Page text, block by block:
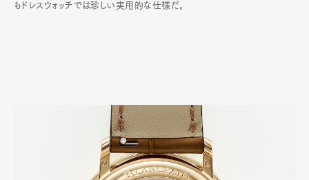
もドレスウォッチでは珍しい実用的な仕様だ｡